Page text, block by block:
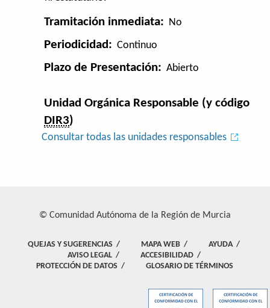
Tramitación inmediata: No
Periodicidad: Continuo
Plazo de Presentación: Abierto
Unidad Orgánica Responsable (y código
DIR3)
Consultar todas las unidades responsables
© Comunidad Autónoma de la Región de Murcia
QUEJAS Y SUGERENCIAS / MAPA WEB / AYUDA/
AVISO LEGAL/ ACCESIBILIDAD/
PROTECCIÓN DE DATOS / GLOSARIO DE TÉRMINOS